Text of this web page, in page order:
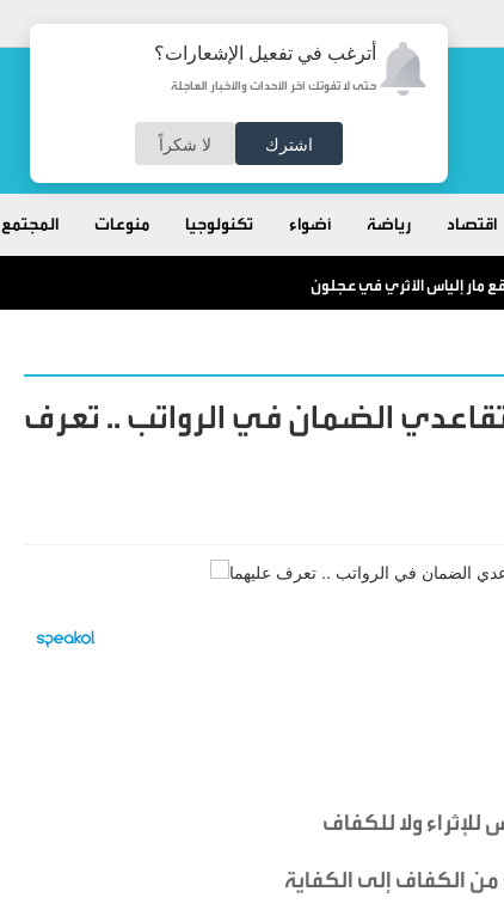
أترغب في تفعيل الإشعارات؟
حتى لا تفوتك آخر الأحداث والأخبار العاجلة
اشترك لا شكراً
اقتصاد رياضة أضواء تكنولوجيا منوعات المجتمع
مار إلياس الأثري في عجلون
الضمان في الرواتب .. تعرف
للإثراء ولا للكفاف
من الكفاف إلى الكفاية